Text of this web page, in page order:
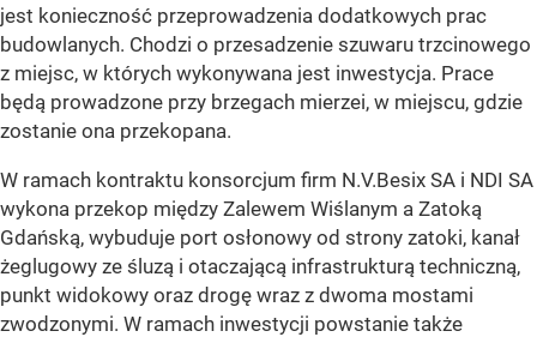
jest konieczność przeprowadzenia dodatkowych prac
budowlanych. Chodzi o przesadzenie szuwaru trzcinowego
z miejsc, w których wykonywana jest inwestycja. Prace
będą prowadzone przy brzegach mierzei, w miejscu, gdzie
zostanie ona przekopana.
W ramach kontraktu konsorcjum firm N.V.Besix SA i NDI SA
wykona przekop między Zalewem Wiślanym a Zatoką
Gdańską, wybuduje port osłonowy od strony zatoki, kanał
żeglugowy ze śluzą i otaczającą infrastrukturą techniczną,
punkt widokowy oraz drogę wraz z dwoma mostami
zwodzonymi. W ramach inwestycji powstanie także